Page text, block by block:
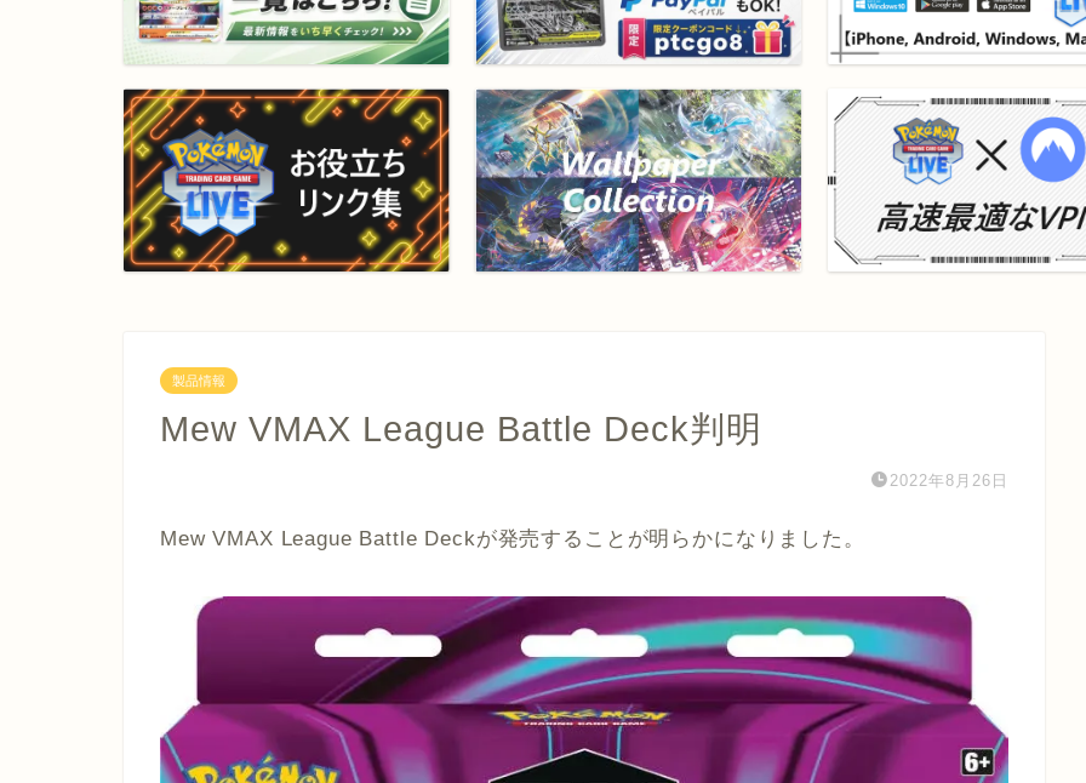
製品情報
Mew VMAX League Battle Deck判明
2022年8月26日
Mew VMAX League Battle Deckが発売することが明らかになりました。